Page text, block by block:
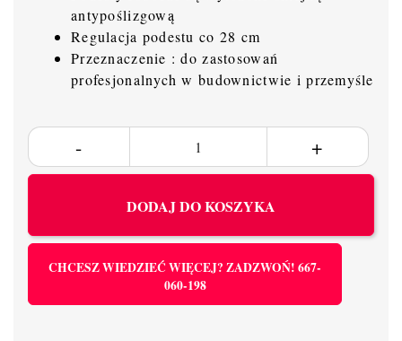
antypoślizgową
Regulacja podestu co 28 cm
Przeznaczenie : do zastosowań
profesjonalnych w budownictwie i przemyśle
DODAJ DO KOSZYKA
CHCESZ WIEDZIEĆ WIĘCEJ? ZADZWOŃ! 667-
060-198